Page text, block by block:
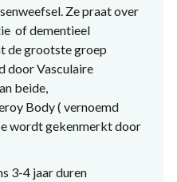
Ze praat over
of dementieel
de grootste groep
door Vasculaire
beide,
Body ( vernoemd
wordt gekenmerkt door
3-4 jaar duren